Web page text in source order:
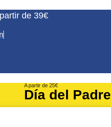
de 39€
A partir de 25€
Día del Padre